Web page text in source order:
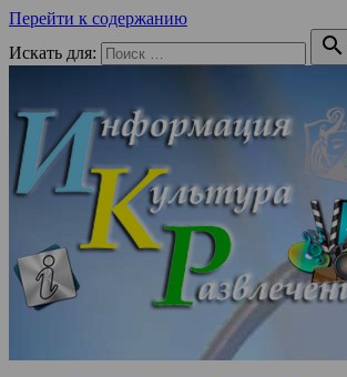
Перейти к содержанию
Искать для:
